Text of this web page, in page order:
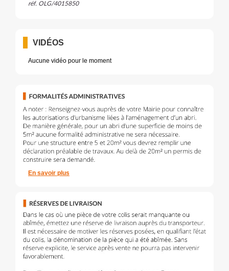
réf. OLG/4015850
VIDÉOS
Aucune vidéo pour le moment
En savoir plus